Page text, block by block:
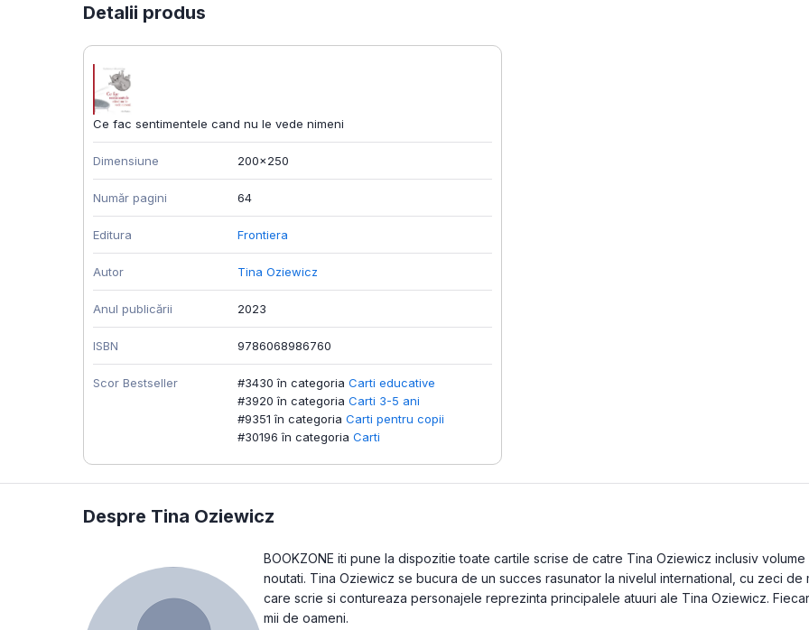
Detalii produs
Ce fac sentimentele cand nu le vede nimeni
Dimensiune 200x250
Număr pagini 64
Editura Frontiera
Autor Tina Oziewicz
Anul publicării 2023
ISBN 9786068986760
Scor Bestseller #3430 în categoria Carti educative
#3920 în categoria Carti 3-5 ani
#9351 în categoria Carti pentru copii
#30196 în categoria Carti
Despre Tina Oziewicz
BOOKZONE iti pune la dispozitie toate cartile scrise de catre Tina Oziewicz inclusiv
noutati. Tina Oziewicz se bucura de un succes rasunator la nivelul international, cu zeci
care scrie si contureaza personajele reprezinta principalele atuuri ale Tina Oziewicz.
mii de oameni.